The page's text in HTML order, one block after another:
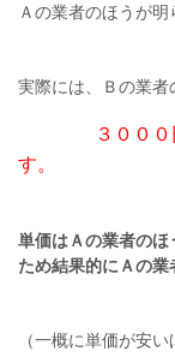
Ａの業者のほうが
実際には、Ｂの業者
３０００円も
す。
単価はＡの業者の
ため結果的にＡの業
（一概に単価が安